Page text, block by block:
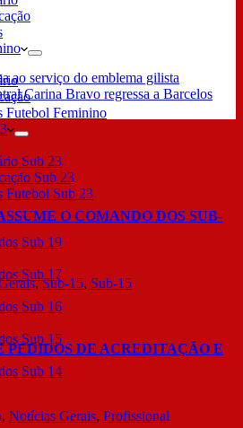
Futebol Feminino
Sub 23
Sub 23
Futebol Sub 23
Sub 19
Sub 17
Sub 16
Sub 15
Sub 14
ao serviço do emblema gilista
Carina Bravo regressa a Barcelos
O COMANDO DOS SUB-
,Sub-15, Sub-15
PEDIDOS DE ACREDITAÇÃO E
, Notícias Gerais, Profissional